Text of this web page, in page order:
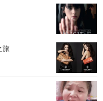
旅